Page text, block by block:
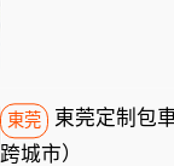
東莞
東莞定制包
跨城市）